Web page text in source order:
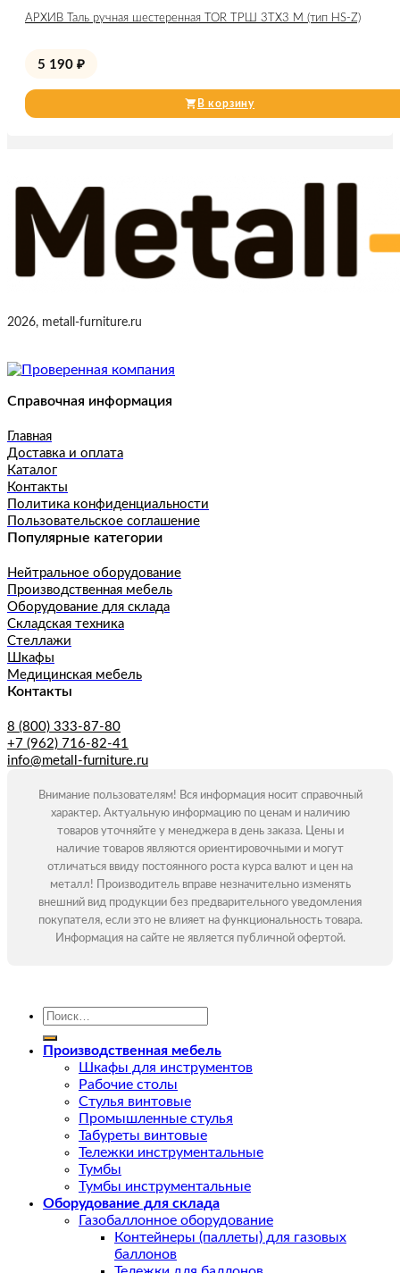
АРХИВ Таль ручная шестеренная TOR ТРШ 3ТХ3 М (тип HS-Z)
5 190 ₽
В корзину
2026, metall-furniture.ru
Справочная информация
Главная
Доставка и оплата
Каталог
Контакты
Политика конфиденциальности
Пользовательское соглашение
Популярные категории
Нейтральное оборудование
Производственная мебель
Оборудование для склада
Складская техника
Стеллажи
Шкафы
Медицинская мебель
Контакты
8 (800) 333-87-80
+7 (962) 716-82-41
info@metall-furniture.ru
Внимание пользователям! Вся информация носит справочный
характер. Актуальную информацию по ценам и наличию
товаров уточняйте у менеджера в день заказа. Цены и
наличие товаров являются ориентировочными и могут
отличаться ввиду постоянного роста курса валют и цен на
металл! Производитель вправе незначительно изменять
внешний вид продукции без предварительного уведомления
покупателя, если это не влияет на функциональность товара.
Информация на сайте не является публичной офертой.
Искать:
Производственная мебель
Шкафы для инструментов
Рабочие столы
Стулья винтовые
Промышленные стулья
Табуреты винтовые
Тележки инструментальные
Тумбы
Тумбы инструментальные
Оборудование для склада
Газобаллонное оборудование
Контейнеры (паллеты) для газовых
баллонов